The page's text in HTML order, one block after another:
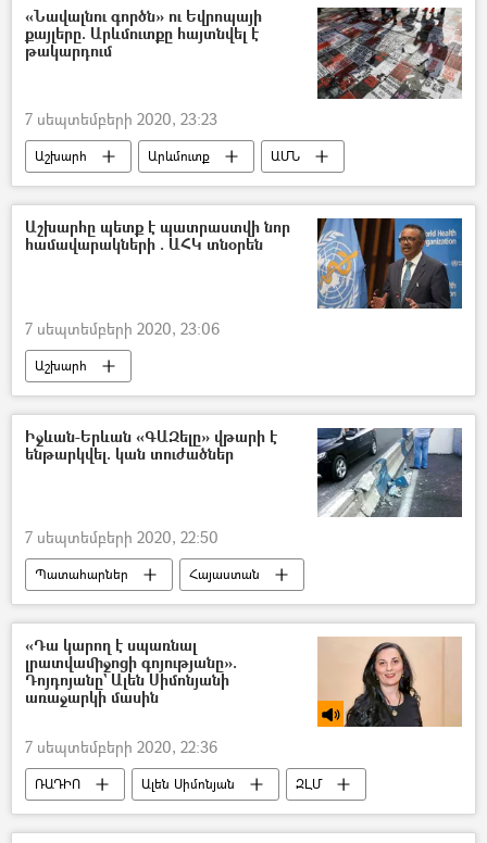
Գևորգ Գորգիսյան
«Նավալնու գործն» ու Եվրոպայի
քայլերը. Արևմուտքը հայտնվել է
թակարդում
7 սեպտեմբերի 2020, 23:23
Աշխարհ Արևմուտք
ԱՄՆ
Ալեքսեյ Նավալնի
Աշխարհը պետք է պատրաստվի նոր
համավարակների . ԱՀԿ տնօրեն
7 սեպտեմբերի 2020, 23:06
Աշխարհ
Առողջապահության համաշխարհային կազմակերպություն (ԱՀԿ)
համավարակ
կորոնավիրուս
Իջևան-Երևան «ԳԱԶելը» վթարի է
ենթարկվել. կան տուժածներ
7 սեպտեմբերի 2020, 22:50
Պատահարներ
Հայաստան
ավտովթար
ավտոբուս
ավտոմեքենա
Սևան
Վիրավոր
հիվանդանոց
Վթար, պատահար, սպանություն, գողություն
Իջևան
«Դա կարող է սպառնալ
լրատվամիջոցի գոյությանը».
Դոյդոյանը` Ալեն Սիմոնյանի
առաջարկի մասին
7 սեպտեմբերի 2020, 22:36
ՌԱԴԻՈ Ալեն Սիմոնյան
ԶԼՄ
Տուգանք